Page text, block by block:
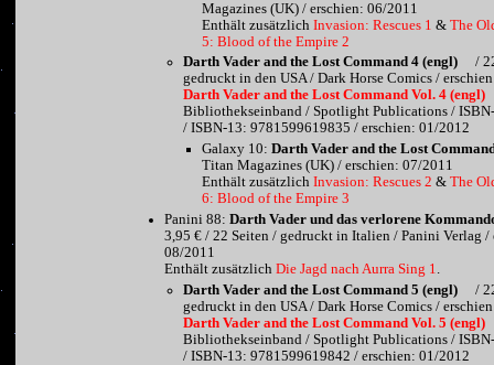
Magazines (UK) / erschien: 06/2011
Enthält zusätzlichInvasion: Rescues 1 &The
5: Blood of the Empire 2
Darth Vader and the Lost Command 4 (engl)
/
gedruckt in den USA / Dark Horse Comics /
Darth Vader and the Lost Command Vol. 4 (engl)
Bibliothekseinband / Spotlight Publications /
/ ISBN-13: 9781599619835 / erschien: 01/2012
Galaxy 10:Darth Vader and the Lost
Titan Magazines (UK) / erschien: 07/2011
Enthält zusätzlichInvasion: Rescues 2 &The
6: Blood of the Empire 3
Panini 88:Darth Vader und das verlorene
3,95 € / 22 Seiten / gedruckt in Italien / Panini Verlag /
08/2011
Enthält zusätzlichDie Jagd nach Aurra Sing 1.
Darth Vader and the Lost Command 5 (engl)
/
gedruckt in den USA / Dark Horse Comics /
Darth Vader and the Lost Command Vol. 5 (engl)
Bibliothekseinband / Spotlight Publications /
/ ISBN-13: 9781599619842 / erschien: 01/2012